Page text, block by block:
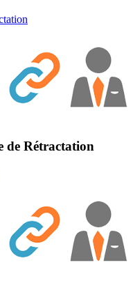
de Rétractation